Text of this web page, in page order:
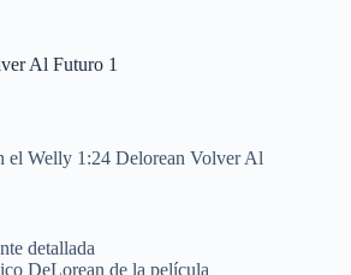
Al Futuro 1
el Welly 1:24 Delorean Volver Al
detallada
DeLorean de la película